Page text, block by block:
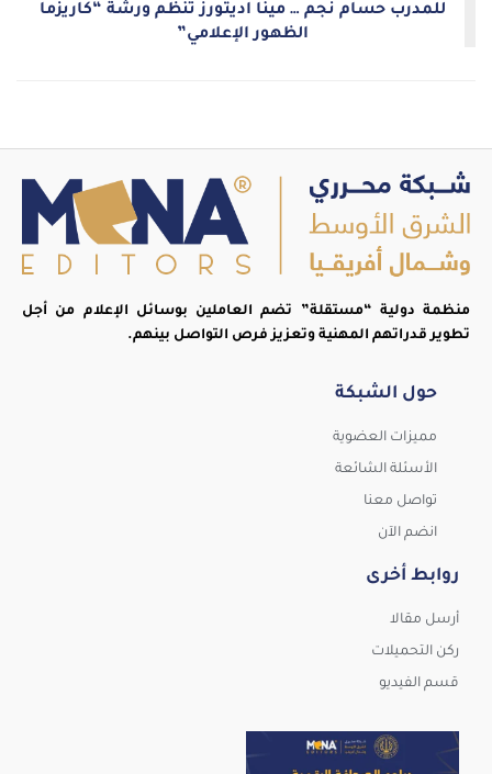
للمدرب حسام نجم … مينا اديتورز تُنظم ورشة “كاريزما
الظهور الإعلامي”
منظمة دولية “مستقلة” تضم العاملين بوسائل الإعلام من أجل
تطوير قدراتهم المهنية وتعزيز فرص التواصل بينهم.
حول الشبكة
مميزات العضوية
الأسئلة الشائعة
تواصل معنا
انضم الآن
روابط أخرى
أرسل مقالا
ركن التحميلات
قسم الفيديو